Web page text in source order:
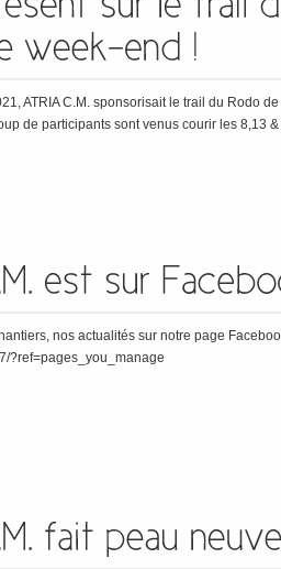
ATRIA C.M. sponsorisait le trail du Rodo
de participants sont venus courir les 8,13 &
nos actualités sur notre page
?ref=pages_you_manage